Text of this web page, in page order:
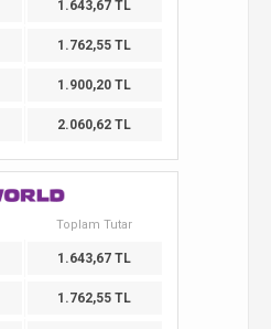
1.643,67 TL
1.762,55 TL
1.900,20 TL
2.060,62 TL
Toplam Tutar
1.643,67 TL
1.762,55 TL